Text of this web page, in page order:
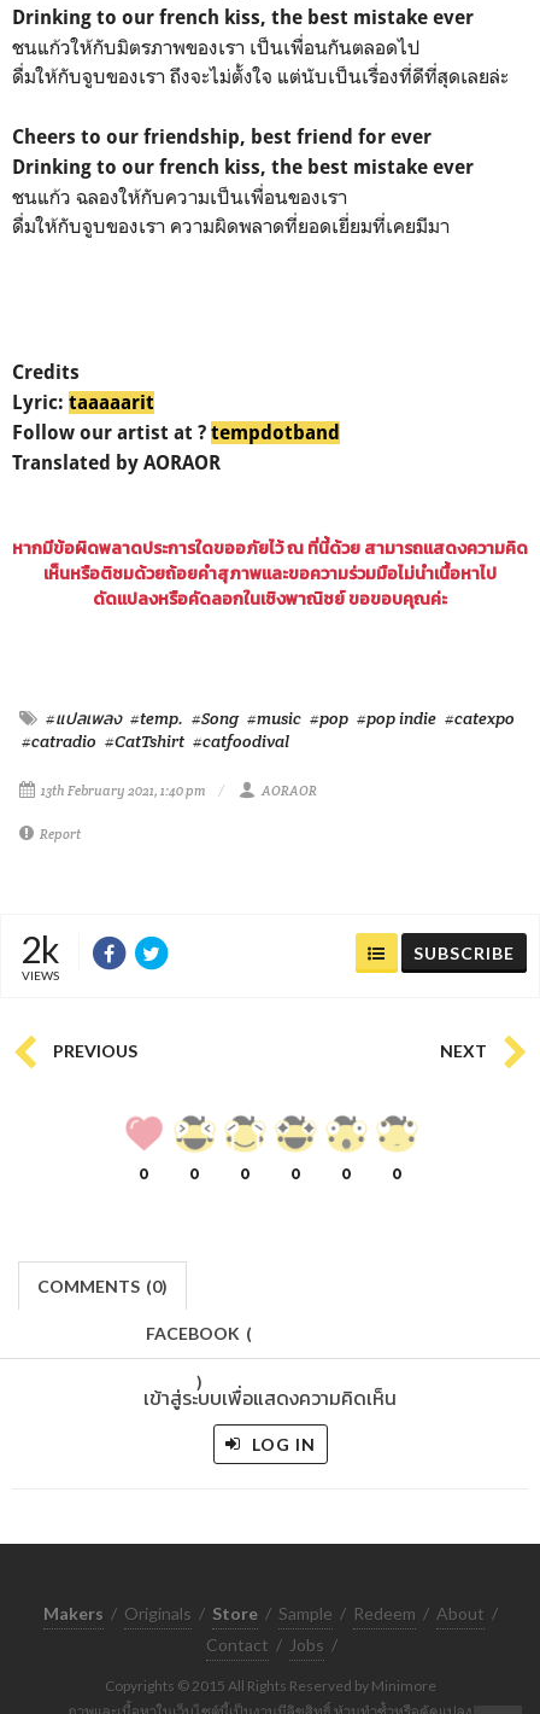
Drinking to our french kiss, the best mistake ever
ชนแก้วให้กับมิตรภาพของเรา เป็นเพื่อนกันตลอดไป
ดื่มให้กับจูบของเรา ถึงจะไม่ตั้งใจ แต่นับเป็นเรื่องที่ดีที่สุดเลยล่ะ
Cheers to our friendship, best friend for ever
Drinking to our french kiss, the best mistake ever
ชนแก้ว ฉลองให้กับความเป็นเพื่อนของเรา
ดื่มให้กับจูบของเรา ความผิดพลาดที่ยอดเยี่ยมที่เคยมีมา
Credits
Lyric: taaaaarit
Follow our artist at ? tempdotband
Translated by AORAOR
หากมีข้อผิดพลาดประการใดขออภัยไว้ ณ ที่นี้ด้วย สามารถแสดงความคิด
เห็นหรือติชมด้วยถ้อยคำสุภาพและขอความร่วมมือไม่นำเนื้อหาไป
ดัดแปลงหรือคัดลอกในเชิงพาณิชย์ ขอขอบคุณค่ะ
#แปลเพลง #temp. #Song #music #pop #pop indie #catexpo
#catradio #CatTshirt #catfoodival
13th February 2021, 1:40 pm AORAOR
Report
2k
VIEWS
SUBSCRIBE
PREVIOUS NEXT
0 0 0 0 0 0
COMMENTS (0)
FACEBOOK (
)
เข้าสู่ระบบเพื่อแสดงความคิดเห็น
LOG IN
Makers / Originals / Store / Sample / Redeem / About /
Contact / Jobs /
Copyrights © 2015 All Rights Reserved by Minimore